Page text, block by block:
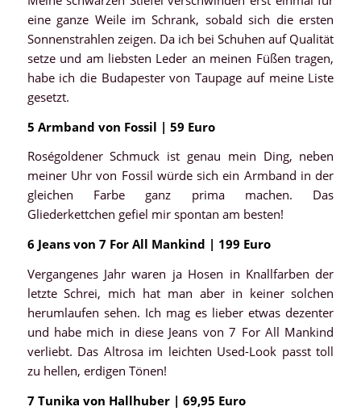
eine ganze Weile im Schrank, sobald sich die ersten
Sonnenstrahlen zeigen. Da ich bei Schuhen auf Qualität
setze und am liebsten Leder an meinen Füßen tragen,
habe ich die Budapester von Taupage auf meine Liste
gesetzt.
5 Armband von Fossil | 59 Euro
Roségoldener Schmuck ist genau mein Ding, neben
meiner Uhr von Fossil würde sich ein Armband in der
gleichen Farbe ganz prima machen. Das
Gliederkettchen gefiel mir spontan am besten!
6 Jeans von 7 For All Mankind | 199 Euro
Vergangenes Jahr waren ja Hosen in Knallfarben der
letzte Schrei, mich hat man aber in keiner solchen
herumlaufen sehen. Ich mag es lieber etwas dezenter
und habe mich in diese Jeans von 7 For All Mankind
verliebt. Das Altrosa im leichten Used-Look passt toll
zu hellen, erdigen Tönen!
7 Tunika von Hallhuber | 69,95 Euro